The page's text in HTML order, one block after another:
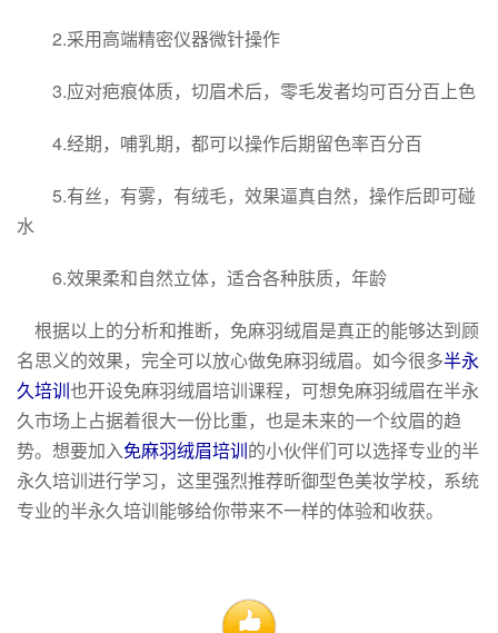
2.采用高端精密仪器微针操作
3.应对疤痕体质，切眉术后，零毛发者均可百分百上色
4.经期，哺乳期，都可以操作后期留色率百分百
5.有丝，有雾，有绒毛，效果逼真自然，操作后即可碰
水
6.效果柔和自然立体，适合各种肤质，年龄
根据以上的分析和推断，免麻羽绒眉是真正的能够达到顾
名思义的效果，完全可以放心做免麻羽绒眉。如今很多半永
久培训也开设免麻羽绒眉培训课程，可想免麻羽绒眉在半永
久市场上占据着很大一份比重，也是未来的一个纹眉的趋
势。想要加入免麻羽绒眉培训的小伙伴们可以选择专业的半
永久培训进行学习，这里强烈推荐昕御型色美妆学校，系统
专业的半永久培训能够给你带来不一样的体验和收获。